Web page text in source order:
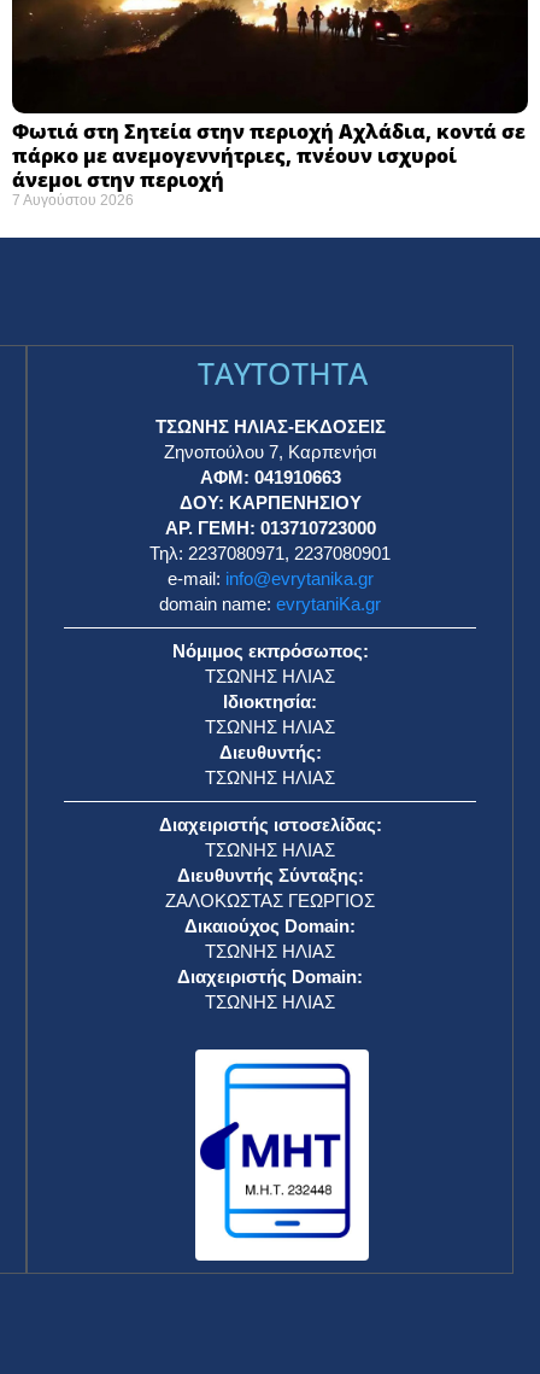
Φωτιά στη Σητεία στην περιοχή Αχλάδια, κοντά σε
πάρκο με ανεμογεννήτριες, πνέουν ισχυροί
άνεμοι στην περιοχή
7 Αυγούστου 2026
TAYTOTHTA
ΤΣΩΝΗΣ ΗΛΙΑΣ-ΕΚΔΟΣΕΙΣ
Ζηνοπούλου 7, Καρπενήσι
ΑΦΜ: 041910663
ΔΟΥ: ΚΑΡΠΕΝΗΣΙΟΥ
ΑΡ. ΓΕΜΗ: 013710723000
Τηλ: 2237080971, 2237080901
e-mail: info@evrytanika.gr
domain name: evrytaniKa.gr
Νόμιμος εκπρόσωπος:
ΤΣΩΝΗΣ ΗΛΙΑΣ
Ιδιοκτησία:
ΤΣΩΝΗΣ ΗΛΙΑΣ
Διευθυντής:
ΤΣΩΝΗΣ ΗΛΙΑΣ
Διαχειριστής ιστοσελίδας:
ΤΣΩΝΗΣ ΗΛΙΑΣ
Διευθυντής Σύνταξης:
ΖΑΛΟΚΩΣΤΑΣ ΓΕΩΡΓΙΟΣ
Δικαιούχος Domain:
ΤΣΩΝΗΣ ΗΛΙΑΣ
Διαχειριστής Domain:
ΤΣΩΝΗΣ ΗΛΙΑΣ